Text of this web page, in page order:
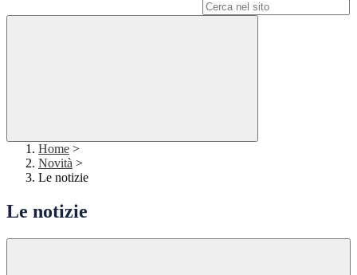
Home >
Novità >
Le notizie
Le notizie